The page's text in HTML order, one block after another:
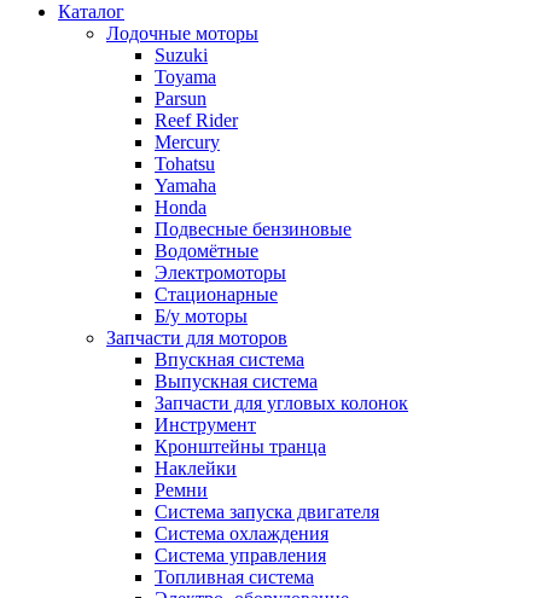
Каталог
Лодочные моторы
Suzuki
Toyama
Parsun
Reef Rider
Mercury
Tohatsu
Yamaha
Honda
Подвесные бензиновые
Водомётные
Электромоторы
Стационарные
Б/у моторы
Запчасти для моторов
Впускная система
Выпускная система
Запчасти для угловых колонок
Инструмент
Кронштейны транца
Наклейки
Ремни
Система запуска двигателя
Система охлаждения
Система управления
Топливная система